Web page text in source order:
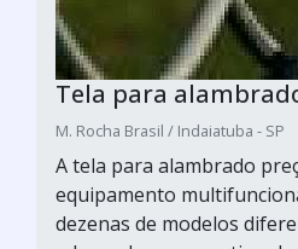
Tela para
M. Rocha Brasil / Indaiatuba - SP
A tela para alambrado
equipamento
dezenas de modelos